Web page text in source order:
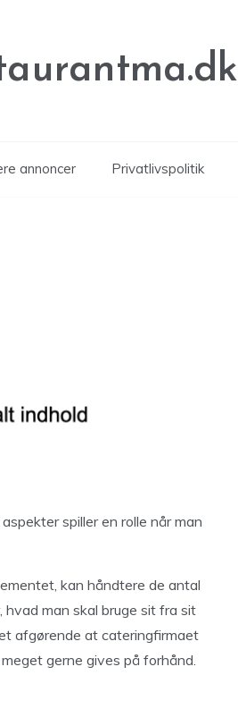
annoncer Privatlivspolitik
spiller en rolle når man
kan håndtere de antal
man skal bruge sit fra sit
afgørende at cateringfirmaet
gerne gives på forhånd.